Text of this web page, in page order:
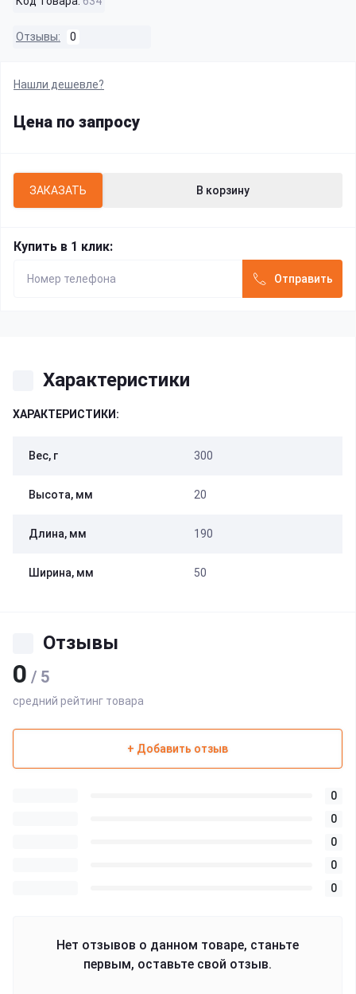
Отзывы: 0
Нашли дешевле?
Цена по запросу
ЗАКАЗАТЬ В корзину
Купить в 1 клик:
Отправить
Характеристики
ХАРАКТЕРИСТИКИ:
Вес, г 300
Высота, мм 20
Длина, мм 190
Ширина, мм 50
Отзывы
0 / 5
средний рейтинг товара
+ Добавить отзыв
0
0
0
0
0
Нет отзывов о данном товаре, станьте
первым, оставьте свой отзыв.